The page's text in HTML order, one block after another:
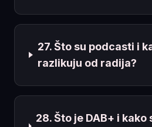
27. Što su podcasti i
razlikuju od radija?
28. Što je DAB+ i